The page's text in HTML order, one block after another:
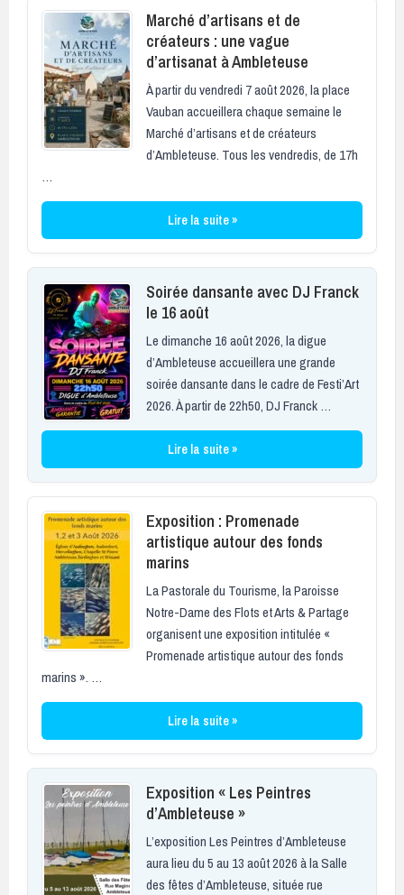
Marché d’artisans et de
créateurs : une vague
d’artisanat à Ambleteuse
À partir du vendredi 7 août 2026, la place
Vauban accueillera chaque semaine le
Marché d’artisans et de créateurs
d’Ambleteuse. Tous les vendredis, de 17h
…
Lire la suite »
Soirée dansante avec DJ Franck
le 16 août
Le dimanche 16 août 2026, la digue
d’Ambleteuse accueillera une grande
soirée dansante dans le cadre de Festi’Art
2026. À partir de 22h50, DJ Franck …
Lire la suite »
Exposition : Promenade
artistique autour des fonds
marins
La Pastorale du Tourisme, la Paroisse
Notre-Dame des Flots et Arts & Partage
organisent une exposition intitulée «
Promenade artistique autour des fonds
marins ». …
Lire la suite »
Exposition « Les Peintres
d’Ambleteuse »
L’exposition Les Peintres d’Ambleteuse
aura lieu du 5 au 13 août 2026 à la Salle
des fêtes d’Ambleteuse, située rue